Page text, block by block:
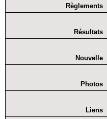
Règlements
Résultats
Nouvelle
Photos
Liens